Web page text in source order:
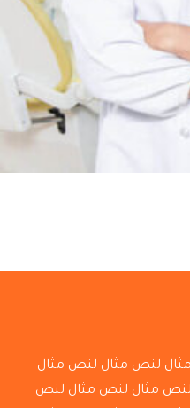
لنص مثال لنص مثال
مثال لنص مثال لنص